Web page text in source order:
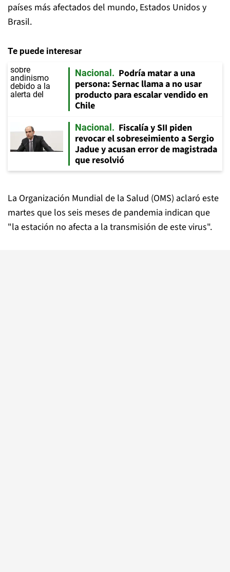
países más afectados del mundo, Estados Unidos y
Brasil.
Te puede interesar
Nacional
Podría matar a una
persona: Sernac llama a no usar
producto para escalar vendido en
Chile
Nacional
Fiscalía y SII piden
revocar el sobreseimiento a Sergio
Jadue y acusan error de magistrada
que resolvió
La Organización Mundial de la Salud (OMS) aclaró este
martes que los seis meses de pandemia indican que
"la estación no afecta a la transmisión de este virus".